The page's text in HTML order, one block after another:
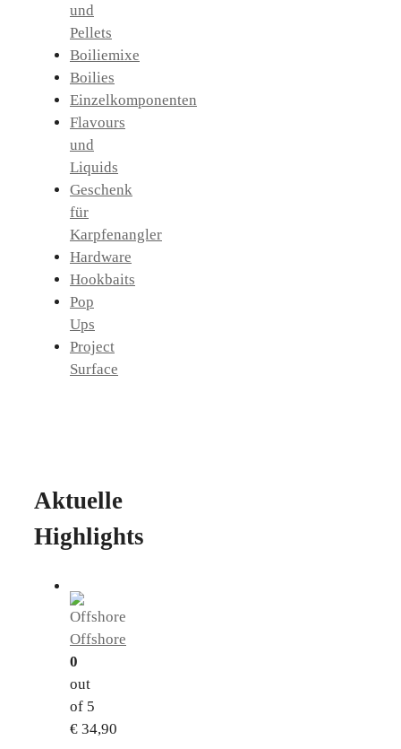
und
Pellets
Boiliemixe
Boilies
Einzelkomponenten
Flavours
und
Liquids
Geschenk
für
Karpfenangler
Hardware
Hookbaits
Pop
Ups
Project
Surface
Aktuelle
Highlights
Offshore
0
out
of 5
€ 34,90